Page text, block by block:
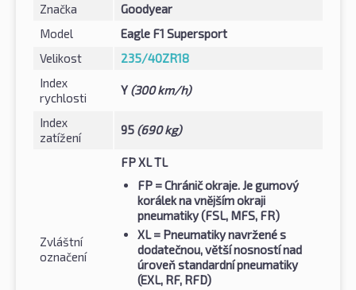
Značka
Goodyear
Model
Eagle F1 Supersport
Velikost
235/40ZR18
Index
rychlosti
Y (300 km/h)
Index
zatížení
95 (690 kg)
Zvláštní
označení
FP XL TL
FP = Chránič okraje. Je gumový
korálek na vnějším okraji
pneumatiky (FSL, MFS, FR)
XL= Pneumatiky navržené s
dodatečnou, větší nosností nad
úroveň standardní pneumatiky
(EXL, RF, RFD)